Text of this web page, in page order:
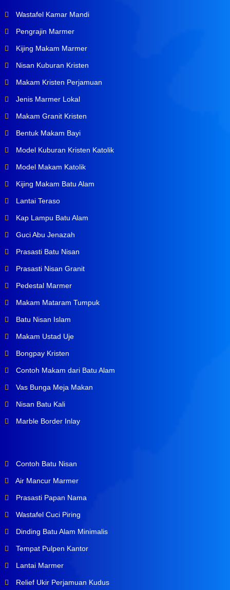
Wastafel Kamar Mandi
Pengrajin Marmer
Kijing Makam Marmer
Nisan Kuburan Kristen
Makam Kristen Perjamuan
Jenis Marmer Lokal
Makam Granit Kristen
Bentuk Makam Bayi
Model Kuburan Kristen Katolik
Model Makam Katolik
Kijing Makam Batu Alam
Lantai Teraso
Kap Lampu Batu Alam
Guci Abu Jenazah
Prasasti Batu Nisan
Prasasti Nisan Granit
Pedestal Marmer
Makam Mataram Tumpuk
Batu Nisan Islam
Makam Ustad Uje
Bongpay Kristen
Contoh Makam dari Batu Alam
Vas Bunga Meja Makan
Nisan Batu Kali
Marble Border Inlay
Contoh Batu Nisan
Air Mancur Marmer
Prasasti Papan Nama
Wastafel Cuci Piring
Dinding Batu Alam Minimalis
Tempat Pulpen Kantor
Lantai Marmer
Relief Ukir Perjamuan Kudus